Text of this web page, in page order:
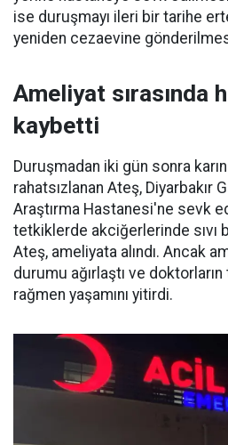
ise duruşmayı ileri bir tarihe
yeniden cezaevine
Ameliyat sırasında
kaybetti
Duruşmadan iki gün sonra
rahatsızlanan Ateş, Diyarbakır
Araştırma Hastanesi'ne sevk
tetkiklerde akciğerlerinde sıvı
Ateş, ameliyata alındı. Ancak
durumu ağırlaştı ve
rağmen yaşamını yitirdi.